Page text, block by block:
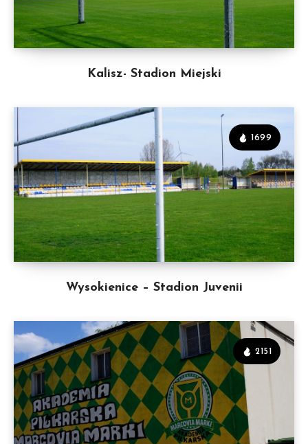
Kalisz- Stadion Miejski
Wysokienice – Stadion Juvenii
1699
2151